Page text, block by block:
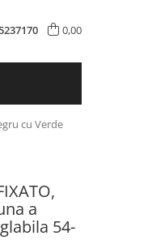
0,00
cu Verde
a
54-